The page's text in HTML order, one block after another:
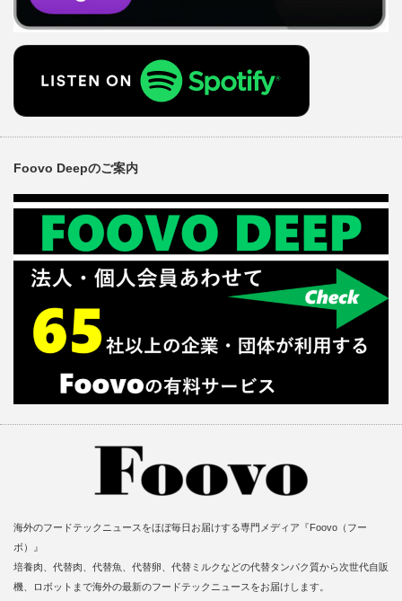
Foovo Deepのご案内
海外のフードテックニュースをほぼ毎日お届けする専門メディア『Foovo（フー
ボ）』
培養肉、代替肉、代替魚、代替卵、代替ミルクなどの代替タンパク質から次世代自販
機、ロボットまで海外の最新のフードテックニュースをお届けします。